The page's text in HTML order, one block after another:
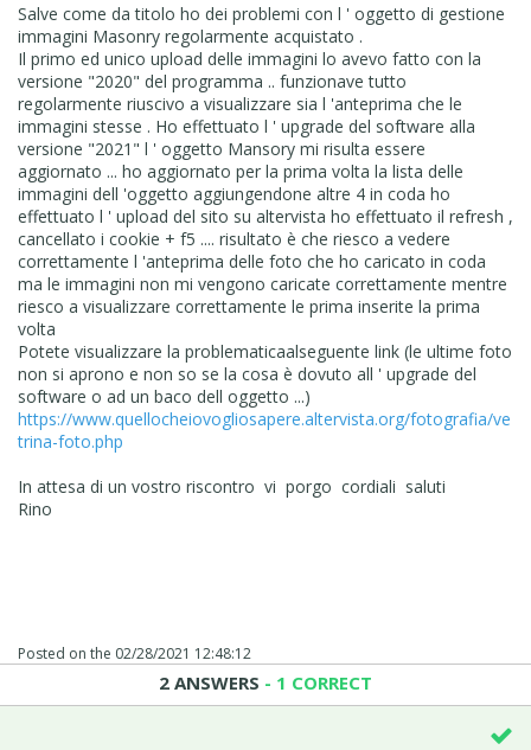
Salve come da titolo ho dei problemi con l ' oggetto di gestione
immagini Masonry regolarmente acquistato .
Il primo ed unico upload delle immagini lo avevo fatto con la
versione "2020" del programma .. funzionave tutto
regolarmente riuscivo a visualizzare sia l 'anteprima che le
immagini stesse . Ho effettuato l ' upgrade del software alla
versione "2021" l ' oggetto Mansory mi risulta essere
aggiornato ... ho aggiornato per la prima volta la lista delle
immagini dell 'oggetto aggiungendone altre 4 in coda ho
effettuato l ' upload del sito su altervista ho effettuato il refresh ,
cancellato i cookie + f5 .... risultato è che riesco a vedere
correttamente l 'anteprima delle foto che ho caricato in coda
ma le immagini non mi vengono caricate correttamente mentre
riesco a visualizzare correttamente le prima inserite la prima
volta
Potete visualizzare la problematicaalseguente link (le ultime foto
non si aprono e non so se la cosa è dovuto all ' upgrade del
software o ad un baco dell oggetto ...)
https://www.quellocheiovogliosapere.altervista.org/fotografia/ve
trina-foto.php
In attesa di un vostro riscontro vi porgo cordiali saluti
Rino
Posted on the 02/28/2021 12:48:12
2 ANSWERS - 1 CORRECT